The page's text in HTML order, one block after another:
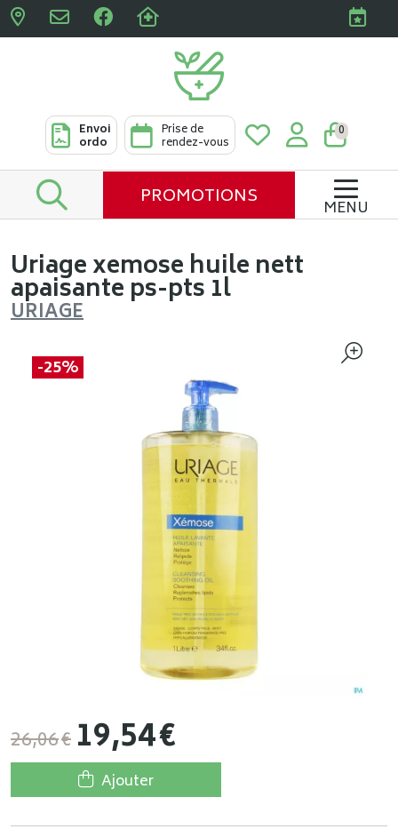
Pharmacies Clabots &
Envoi
ordo
Prise de
rendez-vous
0
PROMOTIONS MENU
Uriage xemose huile nett
apaisante ps-pts 1l
URIAGE
-25%
26,06€ 19,54€
Ajouter